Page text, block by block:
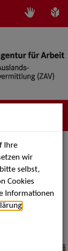
als PDF speichern
& Tanzmusik
Ihre
wir
selbst,
Cookies
Informationen